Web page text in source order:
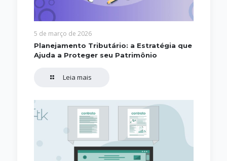
5 de março de 2026
Planejamento Tributário: a Estratégia que
Ajuda a Proteger seu Patrimônio
Leia mais